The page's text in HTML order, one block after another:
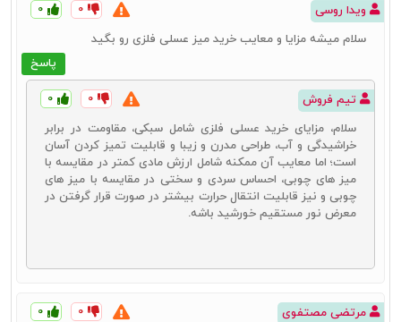
میز عسلی شیشه‌ای، مینیمال و پرکاربرد
میزهای عسلی شیشه‌ای به‌ویژه در دکوراسیون‌های مدرن و مینیمال
مورداستفاده قرار می‌گیرند. این میزها با ظاهر شفاف و براق خود به فضا
جلوه‌ای شیک و مدرن می‌بخشند. شیشه‌های مورداستفاده در این میزها
معمولاً مقاوم به خط و خش و ضربه هستند و نگهداری و تمیز کردن آن‌ها
نیز بسیار آسان است.
میز عسلی فلزی، مدرن و صنعتی
میزهای عسلی فلزی با طراحی‌های صنعتی و مدرن، انتخابی عالی برای
دکوراسیون‌های مدرن و صنعتی هستند. این میزها از متریال‌های مختلفی
مانند آهن، آلومینیوم و استیل ضدزنگ ساخته می‌شوند.
نشیمن خود داشته باشید.
ویدا روسی ۰ ۰
پاسخ
سلام میشه مزایا و معایب خرید میز عسلی فلزی رو بگید
تیم فروش ۰ ۰
سلام، مزایای خرید عسلی فلزی شامل سبکی، مقاومت در برابر
خراشیدگی و آب، طراحی مدرن و زیبا و قابلیت تمیز کردن آسان
است؛ اما معایب آن ممکنه شامل ارزش مادی کمتر در مقایسه با
میز‌ های چوبی، احساس سردی و سختی در مقایسه با میز ‌های
چوبی و نیز قابلیت انتقال حرارت بیشتر در صورت قرار گرفتن در
معرض نور مستقیم خورشید باشه.
مرتضی مصتفوی ۰ ۰